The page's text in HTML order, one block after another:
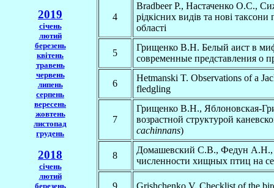
2019
січень
лютий
березень
квітень
травень
червень
липень
серпень
вересень
жовтень
листопад
грудень
2018
січень
лютий
березень
4
Bradbeer P., Настаченко О.С.,
рідкісних видів та нові таксони
області
5
Грищенко В.Н. Белый аист в
современные представления о
6
Hetmanski T. Observations of a
fledgling
7
Грищенко В.Н., Яблоновская-
возрастной структурой
cachinnans)
8
Домашевский С.В., Федун А.Н.,
численности хищных птиц на